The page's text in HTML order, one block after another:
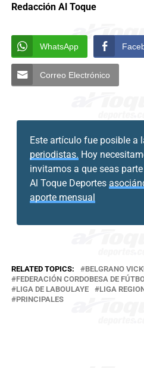
Redacción Al Toque
WhatsApp
Correo Electrónico
Este artículo fue posible a
periodistas. Hoy
invitamos a que seas
Al Toque Deportes
aporte mensual
RELATED TOPICS:
BELGRANO
FEDERACIÓN CORDOBESA DE
LIGA DE LABOULAYE
LIGA
PRINCIPALES